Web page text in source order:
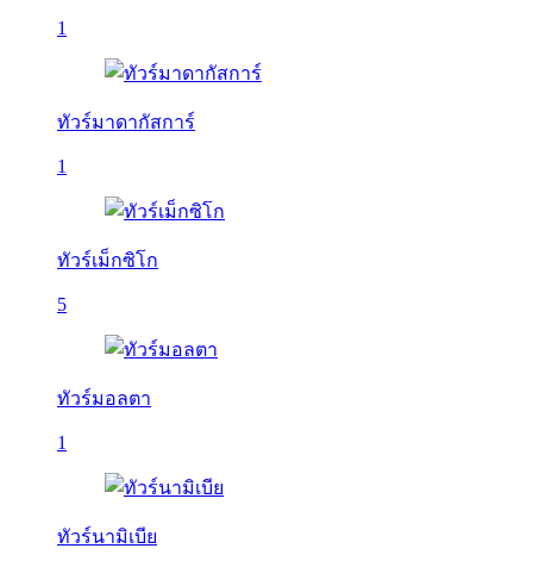
1
ทัวร์มาดากัสการ์
1
ทัวร์เม็กซิโก
5
ทัวร์มอลตา
1
ทัวร์นามิเบีย